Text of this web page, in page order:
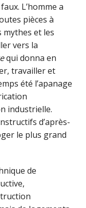
L’homme a
pièces à
mythes et les
vers la
qui donna en
travailler et
été l’apanage
industrielle.
d’après-
le plus grand
de